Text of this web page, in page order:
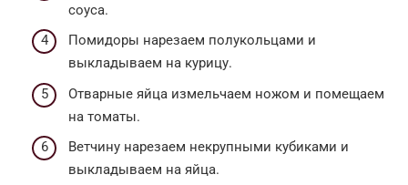
соуса.
Помидоры нарезаем полукольцами и
выкладываем на курицу.
Отварные яйца измельчаем ножом и помещаем
на томаты.
Ветчину нарезаем некрупными кубиками и
выкладываем на яйца.